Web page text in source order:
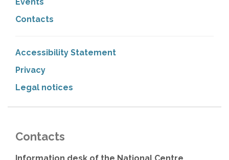
Contacts
Accessibility Statement
Privacy
Legal notices
Contacts